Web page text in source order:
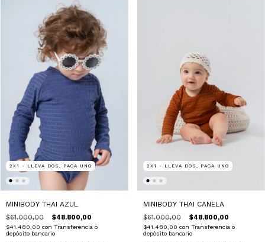
2X1 - LLEVA DOS, PAGA UNO
MINIBODY THAI AZUL
$61.000,00 $48.800,00
$41.480,00 con Transferencia o
depósito bancario
2X1 - LLEVA DOS, PAGA UNO
MINIBODY THAI CANELA
$61.000,00 $48.800,00
$41.480,00 con Transferencia o
depósito bancario